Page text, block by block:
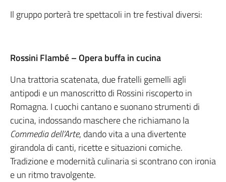
Il gruppo porterà tre spettacoli in tre festival diversi:
Rossini Flambé – Opera buffa in cucina
Una trattoria scatenata, due fratelli gemelli agli
antipodi e un manoscritto di Rossini riscoperto in
Romagna. I cuochi cantano e suonano strumenti di
cucina, indossando maschere che richiamano la
Commedia dell’Arte, dando vita a una divertente
girandola di canti, ricette e situazioni comiche.
Tradizione e modernità culinaria si scontrano con ironia
e un ritmo travolgente.